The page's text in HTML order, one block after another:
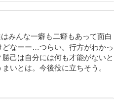
みんな一癖も二癖もあって面白
どなーー…つらい。行方がわかっ
己は自分には何も才能がないと
いとは。今後役に立ちそう。